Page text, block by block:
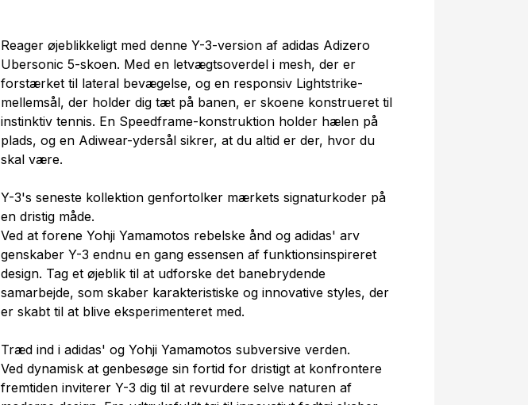
Reager øjeblikkeligt med denne Y-3-version af adidas Adizero
Ubersonic 5-skoen. Med en letvægtsoverdel i mesh, der er
forstærket til lateral bevægelse, og en responsiv Lightstrike-
mellemsål, der holder dig tæt på banen, er skoene konstrueret til
instinktiv tennis. En Speedframe-konstruktion holder hælen på
plads, og en Adiwear-ydersål sikrer, at du altid er der, hvor du
skal være.
Y-3's seneste kollektion genfortolker mærkets signaturkoder på
en dristig måde.
Ved at forene Yohji Yamamotos rebelske ånd og adidas' arv
genskaber Y-3 endnu en gang essensen af funktionsinspireret
design. Tag et øjeblik til at udforske det banebrydende
samarbejde, som skaber karakteristiske og innovative styles, der
er skabt til at blive eksperimenteret med.
Træd ind i adidas' og Yohji Yamamotos subversive verden.
Ved dynamisk at genbesøge sin fortid for dristigt at konfrontere
fremtiden inviterer Y-3 dig til at revurdere selve naturen af